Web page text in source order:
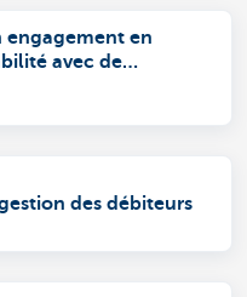
engagement en
avec de
des débiteurs